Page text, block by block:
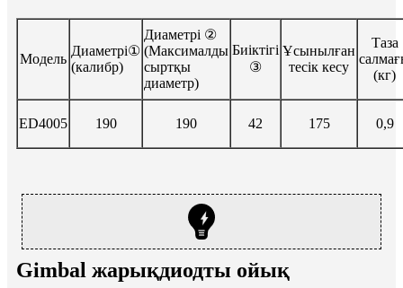
Модель
Диаметрі①
(калибр)
Диаметрі ②
(Максималды
сыртқы
диаметр)
Биіктігі
③
Ұсынылған
тесік кесу
Таза
(кг)
ED4005 190 190 42 175 0,9
Gimbal жарықдиодты ойық